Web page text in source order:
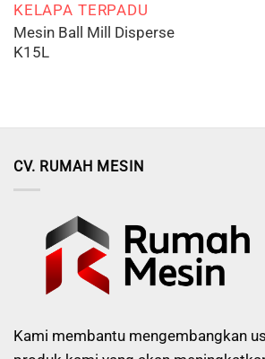
KELAPA TERPADU
Mesin Ball Mill Disperse
K15L
CV. RUMAH MESIN
Kami membantu mengembangkan